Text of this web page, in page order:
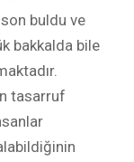
buldu ve
bakkalda bile
tasarruf